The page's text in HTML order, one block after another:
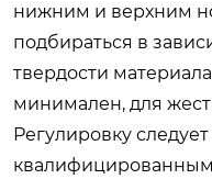
нижним и верхним
подбираться в
твердости
минимален, для
Регулировку